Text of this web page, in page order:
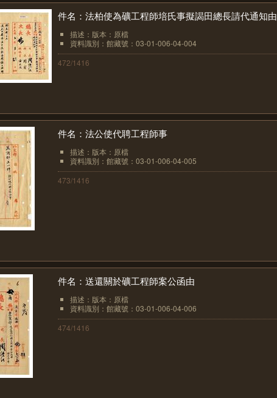
件名：法柏使為礦工程師培氏事擬謁田總長請代通知由
描述：版本：原檔
資料識別：館藏號：03-01-006-04-004
472/1416
件名：法公使代聘工程師事
描述：版本：原檔
資料識別：館藏號：03-01-006-04-005
473/1416
件名：送還關於礦工程師案公函由
描述：版本：原檔
資料識別：館藏號：03-01-006-04-006
474/1416